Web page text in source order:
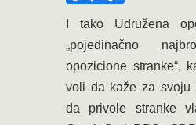
I tako Udružena
„pojedinačno
opozicione stranke“,
voli da kaže za svoju
da privole stranke